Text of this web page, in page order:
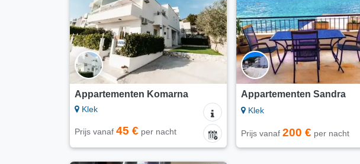
Appartementen Komarna
Klek
Prijs vanaf 45 € per nacht
Appartementen Sandra
Klek
Prijs vanaf 200 € per nacht